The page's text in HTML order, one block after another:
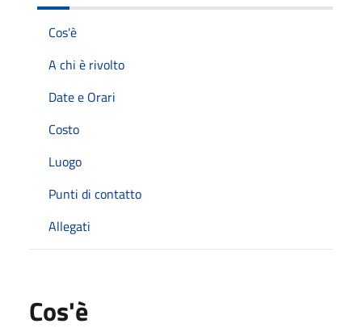
Cos'è
A chi è rivolto
Date e Orari
Costo
Luogo
Punti di contatto
Allegati
Cos'è